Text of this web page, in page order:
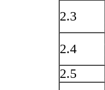
2.3
2.4
2.5